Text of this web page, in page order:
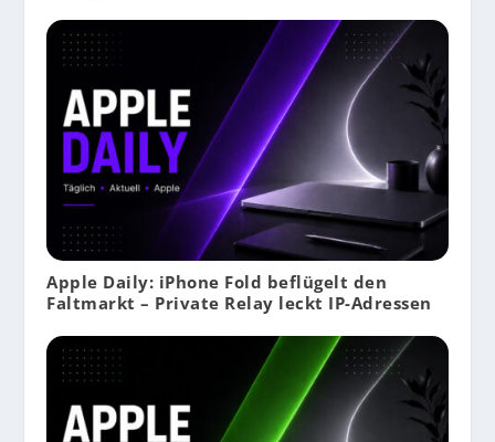
Apple Daily: iPhone Fold beflügelt den
Faltmarkt – Private Relay leckt IP-Adressen